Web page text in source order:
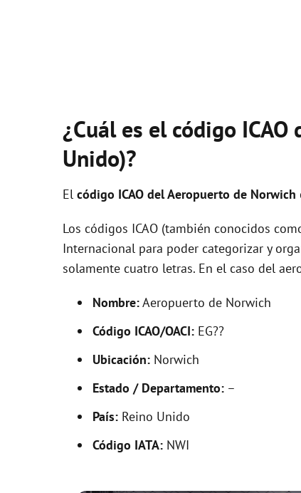
¿Cuál es el código
Unido)?
El código ICAO delAeropuerto de Norwich
Los códigos ICAO (también conocidos
Internacional para poder categorizar y
solamente cuatro letras. En el caso del
Nombre:Aeropuerto de Norwich
Código ICAO/OACI: EG??
Ubicación: Norwich
Estado / Departamento: –
País: Reino Unido
Código IATA: NWI